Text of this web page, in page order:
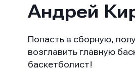
Андрей
Попасть в сборную,
возглавить главную
баскетболист!